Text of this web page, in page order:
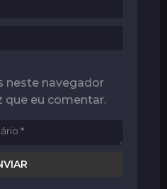
neste navegador
que eu comentar.